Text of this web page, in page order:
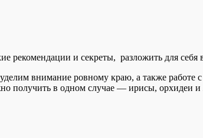
рекомендации и секреты, разложить для
внимание ровному краю, а также работе
получить в одном случае — ирисы,